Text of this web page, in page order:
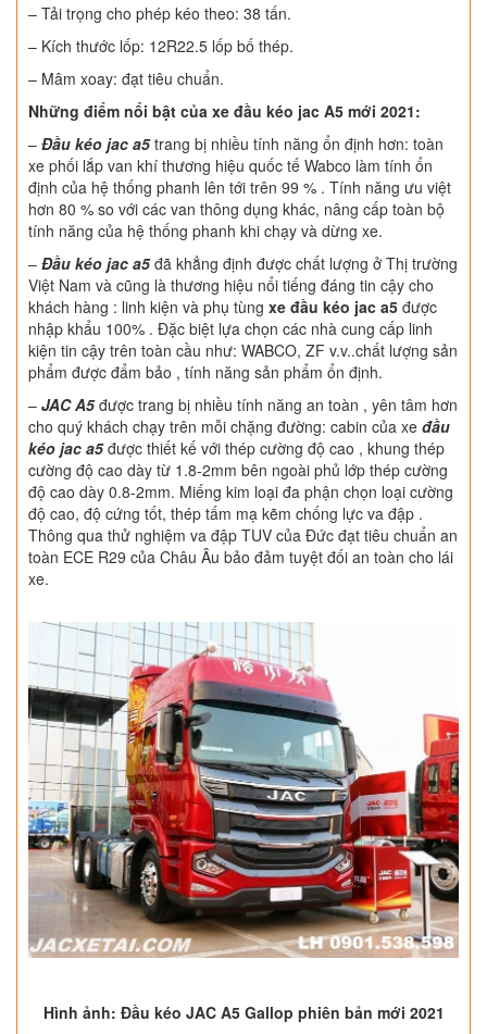
– Tải trọng cho phép kéo theo: 38 tấn.
– Kích thước lốp: 12R22.5 lốp bố thép.
– Mâm xoay: đạt tiêu chuẩn.
Những điểm nổi bật của xe đầu kéo jac A5 mới 2021:
– Đầu kéo jac a5trang bị nhiều tính năng ổn định hơn: toàn
xe phối lắp van khí thương hiệu quốc tế Wabco làm tính ổn
định của hệ thống phanh lên tới trên 99 % . Tính năng ưu việt
hơn 80 % so với các van thông dụng khác, nâng cấp toàn bộ
tính năng của hệ thống phanh khi chạy và dừng xe.
– Đầu kéo jac a5đã khẳng định được chất lượng ở Thị trường
Việt Nam và cũng là thương hiệu nổi tiếng đáng tin cậy cho
khách hàng : linh kiện và phụ tùng xe đầu kéo jac a5 được
nhập khẩu 100% . Đặc biệt lựa chọn các nhà cung cấp linh
kiện tin cậy trên toàn cầu như: WABCO, ZF v.v..chất lượng sản
phẩm được đẩm bảo , tính năng sản phẩm ổn định.
– JAC A5được trang bị nhiều tính năng an toàn , yên tâm hơn
cho quý khách chạy trên mỗi chặng đường: cabin của xe đầu
kéo jac a5được thiết kế với thép cường độ cao , khung thép
cường độ cao dày từ 1.8-2mm bên ngoài phủ lớp thép cường
độ cao dày 0.8-2mm. Miếng kim loại đa phận chọn loại cường
độ cao, độ cứng tốt, thép tấm mạ kẽm chống lực va đập .
Thông qua thử nghiệm va đập TUV của Đức đạt tiêu chuẩn an
toàn ECE R29 của Châu Âu bảo đảm tuyệt đối an toàn cho lái
xe.
Hình ảnh: Đầu kéo JAC A5 Gallop phiên bản mới 2021